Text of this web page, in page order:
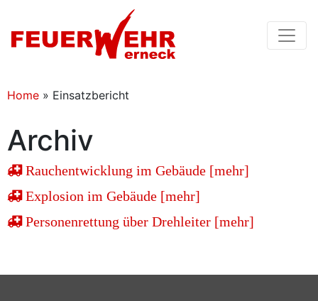
Home » Einsatzbericht
Archiv
Rauchentwicklung im Gebäude [mehr]
Explosion im Gebäude [mehr]
Personenrettung über Drehleiter [mehr]